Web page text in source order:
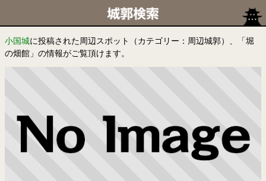
小国城に投稿された周辺スポット（カテゴリー：周辺城郭）、「堀
の畑館」の情報がご覧頂けます。